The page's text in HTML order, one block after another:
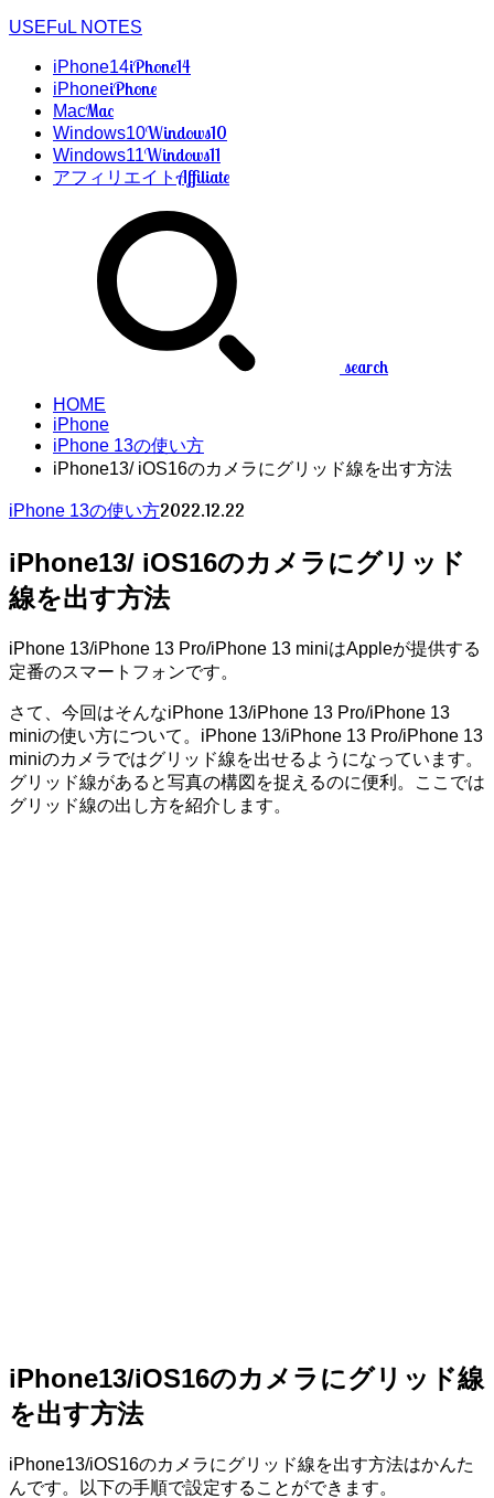
USEFuL NOTES
iPhone14iPhone14
iPhoneiPhone
MacMac
Windows10Windows10
Windows11Windows11
アフィリエイトAffiliate
search
HOME
iPhone
iPhone 13の使い方
iPhone13/ iOS16のカメラにグリッド線を出す方法
iPhone 13の使い方2022.12.22
iPhone13/ iOS16のカメラにグリッド
線を出す方法
iPhone 13/iPhone 13 Pro/iPhone 13 miniはAppleが提供する
定番のスマートフォンです。
さて、今回はそんなiPhone 13/iPhone 13 Pro/iPhone 13
miniの使い方について。iPhone 13/iPhone 13 Pro/iPhone 13
miniのカメラではグリッド線を出せるようになっています。
グリッド線があると写真の構図を捉えるのに便利。ここでは
グリッド線の出し方を紹介します。
iPhone13/iOS16のカメラにグリッド線
を出す方法
iPhone13/iOS16のカメラにグリッド線を出す方法はかんた
んです。以下の手順で設定することができます。